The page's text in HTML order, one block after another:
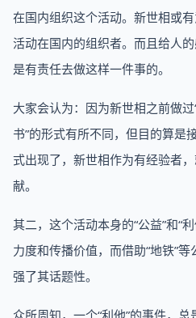
在国内组织这个活动。新世相或
活动在国内的组织者。而且给人
是有责任去做这样一件事的。
大家会认为：因为新世相之前做
书”的形式有所不同，但目的算是
式出现了，新世相作为有经验者
献。
其二，这个活动本身的“公益”和“
力度和传播价值，而借助“地铁”
强了其话题性。
众所周知，一个“利他”的事件，